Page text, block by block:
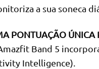
a sua soneca
PONTUAÇÃO ÚNICA
Band 5
Intelligence).